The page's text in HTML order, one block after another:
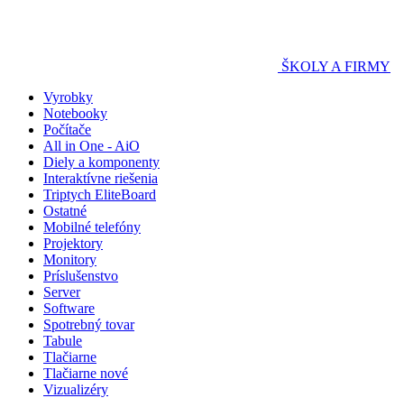
ŠKOLY A FIRMY
Vyrobky
Notebooky
Počítače
All in One - AiO
Diely a komponenty
Interaktívne riešenia
Triptych EliteBoard
Ostatné
Mobilné telefóny
Projektory
Monitory
Príslušenstvo
Server
Software
Spotrebný tovar
Tabule
Tlačiarne
Tlačiarne nové
Vizualizéry